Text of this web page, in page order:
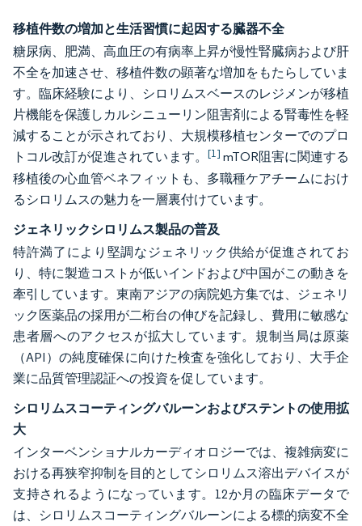
移植件数の増加と生活習慣に起因する臓器不全
糖尿病、肥満、高血圧の有病率上昇が慢性腎臓病および肝
不全を加速させ、移植件数の顕著な増加をもたらしていま
す。臨床経験により、シロリムスベースのレジメンが移植
片機能を保護しカルシニューリン阻害剤による腎毒性を軽
減することが示されており、大規模移植センターでのプロ
トコル改訂が促進されています。 [1] mTOR阻害に関連する
移植後の心血管ベネフィットも、多職種ケアチームにおけ
るシロリムスの魅力を一層裏付けています。
ジェネリックシロリムス製品の普及
特許満了により堅調なジェネリック供給が促進されてお
り、特に製造コストが低いインドおよび中国がこの動きを
牽引しています。東南アジアの病院処方集では、ジェネリ
ック医薬品の採用が二桁台の伸びを記録し、費用に敏感な
患者層へのアクセスが拡大しています。規制当局は原薬
（API）の純度確保に向けた検査を強化しており、大手企
業に品質管理認証への投資を促しています。
シロリムスコーティングバルーンおよびステントの使用拡
大
インターベンショナルカーディオロジーでは、複雑病変に
おける再狭窄抑制を目的としてシロリムス溶出デバイスが
支持されるようになっています。12か月の臨床データで
は、シロリムスコーティングバルーンによる標的病変不全